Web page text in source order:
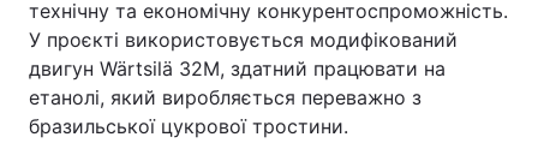
технічну та економічну конкурентоспроможність.
У проєкті використовується модифікований
двигун Wärtsilä 32M, здатний працювати на
етанолі, який виробляється переважно з
бразильської цукрової тростини.